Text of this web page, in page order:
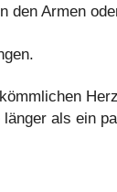
den Armen
als ein